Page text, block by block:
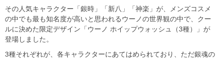
その人気キャラクター「銀時」「新八」「神楽」が、メンズコスメ
の中でも最も知名度が高いと思われるウーノの世界観の中で、クー
ルに決めた限定デザイン「ウーノ ホイップウォッシュ（3種）」が
登場しました。
3種それぞれが、各キャラクターにあてはめられており、ただ銀魂の